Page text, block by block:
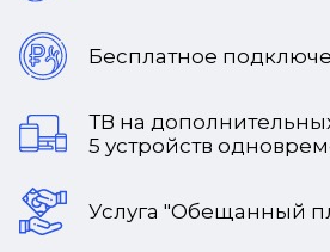
Бесплатное
ТВ на
5 устройств
Услуга "Обещанный